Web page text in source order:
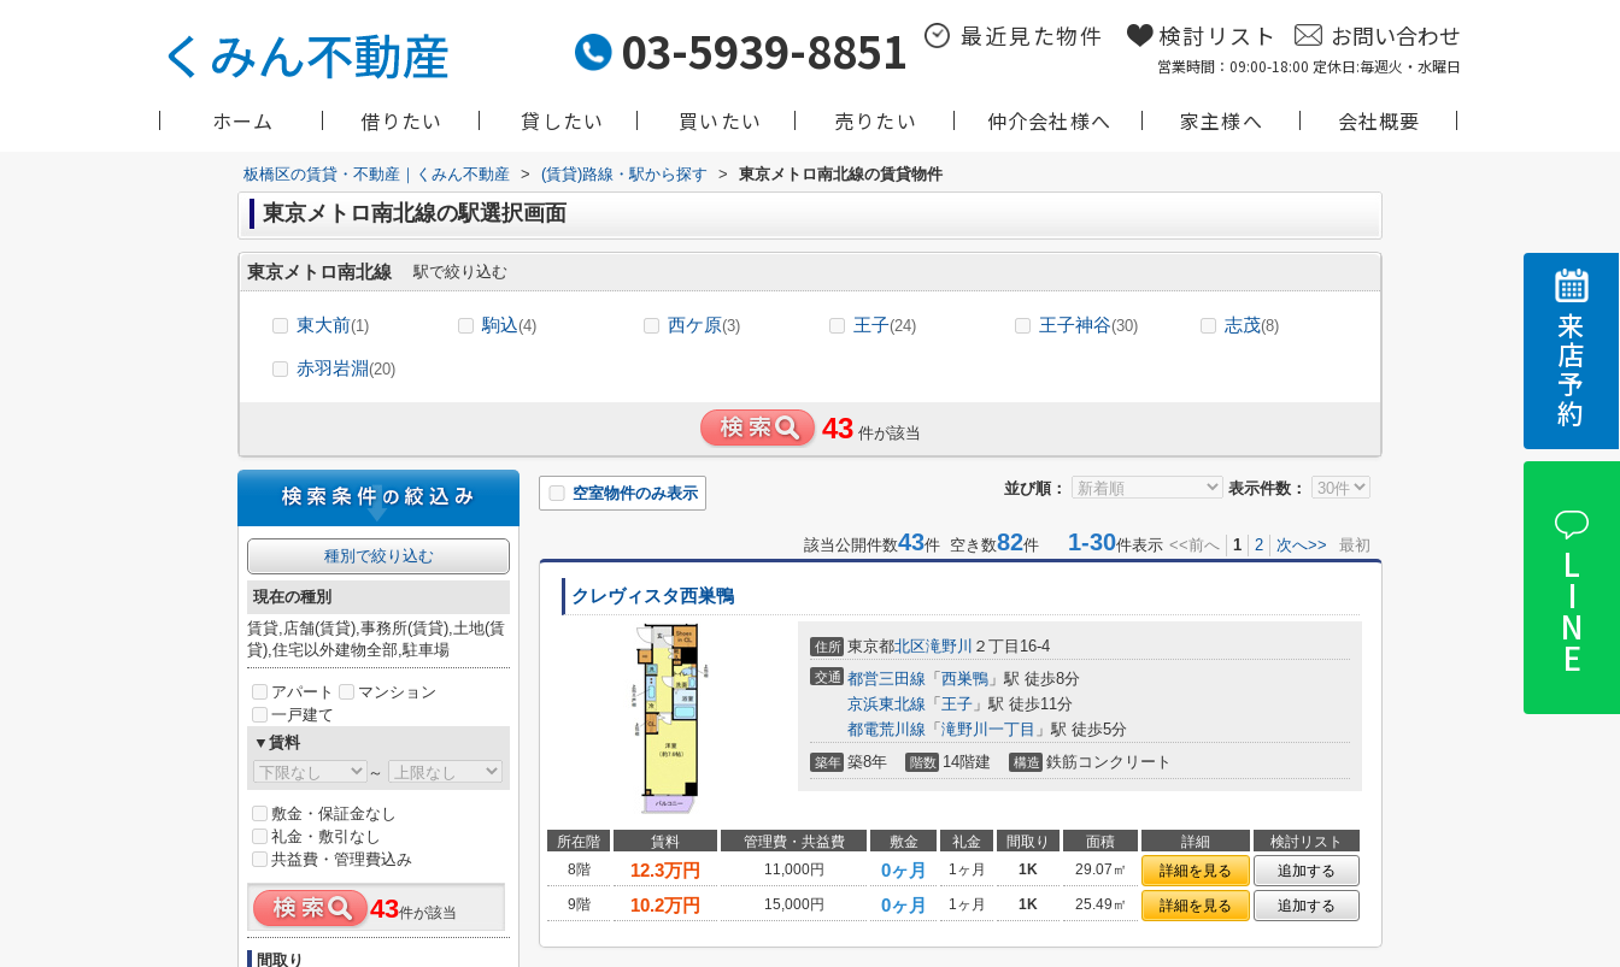
03-5939-8851 最近見た物件 検討リスト お問い合わせ
営業時間：09:00-18:00 定休日:毎週火・水曜日
ホーム 借りたい 貸したい 買いたい 売りたい 仲介会社様へ 家主様へ 会社概要
来店予約
LINE
板橋区の賃貸・不動産｜くみん不動産 > (賃貸)路線・駅から探す > 東京メトロ南北線の賃貸物件
東京メトロ南北線の駅選択画面
東京メトロ南北線 駅で絞り込む
東大前(1) 駒込(4) 西ケ原(3) 王子(24) 王子神谷(30) 志茂(8)
赤羽岩淵(20)
43 件が該当
並び順： 表示件数：
空室物件のみ表示
該当公開件数43件 空き数82件 1-30件表示 <<前へ 1 2 次へ>> 最初
クレヴィスタ西巣鴨
住所 東京都北区滝野川 ２丁目16-4
交通 都営三田線 「 西巣鴨 」駅 徒歩8分
京浜東北線 「 王子 」駅 徒歩11分
都電荒川線 「 滝野川一丁目 」駅 徒歩5分
築年 築8年 階数 14階建 構造 鉄筋コンクリート
所在階 賃料 管理費・共益費 敷金 礼金 間取り 面積 詳細
検討リスト
8階
12.3万円 11,000円 0ヶ月 1ヶ月 1K 29.07㎡ 詳細を見る
追加する
9階
10.2万円 15,000円 0ヶ月 1ヶ月 1K 25.49㎡ 詳細を見る 追加する
種別で絞り込む
現在の種別
賃貸,店舗(賃貸),事務所(賃貸),土地(賃
貸),住宅以外建物全部,駐車場
アパート
マンション
一戸建て
▼賃料
～
敷金・保証金なし
礼金・敷引なし
共益費・管理費込み
43件が該当
間取り